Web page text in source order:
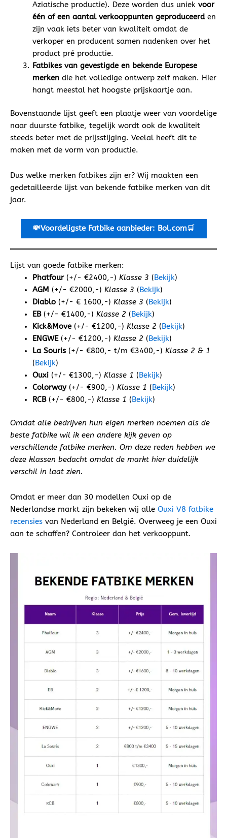
Aziatische productie). Deze worden dus uniek voor
één of een aantal verkooppunten geproduceerden
zijn vaak iets beter van kwaliteit omdat de
verkoper en producent samen nadenken over het
product pré productie.
Fatbikes van gevestigde en bekende Europese
merkendie het volledige ontwerp zelf maken. Hier
hangt meestal het hoogste prijskaartje aan.
Bovenstaande lijst geeft een plaatje weer van voordelige
naar duurste fatbike, tegelijk wordt ook de kwaliteit
steeds beter met de prijsstijging. Veelal heeft dit te
maken met de vorm van productie.
Dus welke merken fatbikes zijn er? Wij maakten een
gedetailleerde lijst van bekende fatbike merken van dit
jaar.
💸Voordeligste Fatbike aanbieder: Bol.com🛒
Lijst van goede fatbike merken:
Phatfour(+/- €2400,-) Klasse 3 (Bekijk)
AGM (+/- €2000,-) Klasse 3 (Bekijk)
Diablo(+/- € 1600,-) Klasse 3 (Bekijk)
EB(+/- €1400,-) Klasse 2 (Bekijk)
Kick&Move(+/- €1200,-) Klasse 2 (Bekijk)
ENGWE(+/- €1200,-) Klasse 2 (Bekijk)
La Souris(+/- €800,- t/m €3400,-) Klasse 2 & 1
(Bekijk)
Ouxi(+/- €1300,-) Klasse 1 (Bekijk)
Colorway(+/- €900,-) Klasse 1 (Bekijk)
RCB(+/- €800,-) Klasse 1 (Bekijk)
Omdat alle bedrijven hun eigen merken noemen als de
beste fatbike wil ik een andere kijk geven op
verschillende fatbike merken. Om deze reden hebben we
deze klassen bedacht omdat de markt hier duidelijk
verschil in laat zien.
Omdat er meer dan 30 modellen Ouxi op de
Nederlandse markt zijn bekeken wij alle Ouxi V8 fatbike
recensies van Nederland en België. Overweeg je een Ouxi
aan te schaffen? Controleer dan het verkooppunt.